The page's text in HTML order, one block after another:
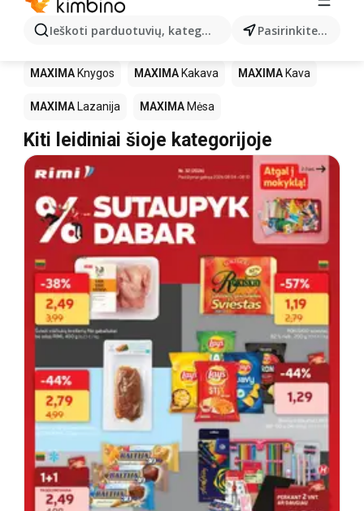
Ieškoti parduotuvių, kategorijų, produktų... Pasirinkite miestą
Kiti produktai parduotuvėse MAXIMA
MAXIMA LEGO MAXIMA Gėrimai MAXIMA
MAXIMA Knygos MAXIMA Kakava MAXIMA Kava
MAXIMA Lazanija MAXIMA Mėsa
Kiti leidiniai šioje kategorijoje